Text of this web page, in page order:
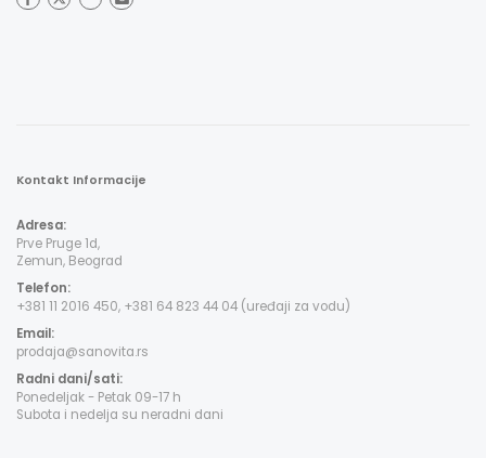
Kontakt Informacije
Adresa:
Prve Pruge 1d,
Zemun, Beograd
Telefon:
+381 11 2016 450, +381 64 823 44 04 (uređaji za vodu)
Email:
prodaja@sanovita.rs
Radni dani/sati:
Ponedeljak - Petak 09-17 h
Subota i nedelja su neradni dani